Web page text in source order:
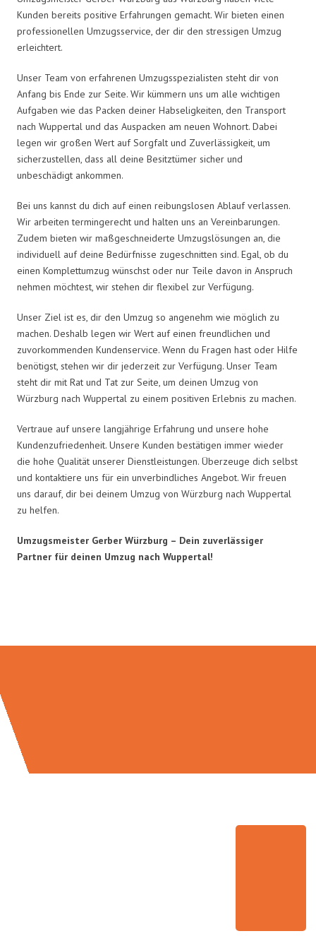
Kunden bereits positive Erfahrungen gemacht. Wir bieten einen
professionellen Umzugsservice, der dir den stressigen Umzug
erleichtert.
Unser Team von erfahrenen Umzugsspezialisten steht dir von
Anfang bis Ende zur Seite. Wir kümmern uns um alle wichtigen
Aufgaben wie das Packen deiner Habseligkeiten, den Transport
nach Wuppertal und das Auspacken am neuen Wohnort. Dabei
legen wir großen Wert auf Sorgfalt und Zuverlässigkeit, um
sicherzustellen, dass all deine Besitztümer sicher und
unbeschädigt ankommen.
Bei uns kannst du dich auf einen reibungslosen Ablauf verlassen.
Wir arbeiten termingerecht und halten uns an Vereinbarungen.
Zudem bieten wir maßgeschneiderte Umzugslösungen an, die
individuell auf deine Bedürfnisse zugeschnitten sind. Egal, ob du
einen Komplettumzug wünschst oder nur Teile davon in Anspruch
nehmen möchtest, wir stehen dir flexibel zur Verfügung.
Unser Ziel ist es, dir den Umzug so angenehm wie möglich zu
machen. Deshalb legen wir Wert auf einen freundlichen und
zuvorkommenden Kundenservice. Wenn du Fragen hast oder Hilfe
benötigst, stehen wir dir jederzeit zur Verfügung. Unser Team
steht dir mit Rat und Tat zur Seite, um deinen Umzug von
Würzburg nach Wuppertal zu einem positiven Erlebnis zu machen.
Vertraue auf unsere langjährige Erfahrung und unsere hohe
Kundenzufriedenheit. Unsere Kunden bestätigen immer wieder
die hohe Qualität unserer Dienstleistungen. Überzeuge dich selbst
und kontaktiere uns für ein unverbindliches Angebot. Wir freuen
uns darauf, dir bei deinem Umzug von Würzburg nach Wuppertal
zu helfen.
Umzugsmeister Gerber Würzburg – Dein zuverlässiger
Partner für deinen Umzug nach Wuppertal!